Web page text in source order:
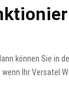
können Sie in
Ihr Versatel